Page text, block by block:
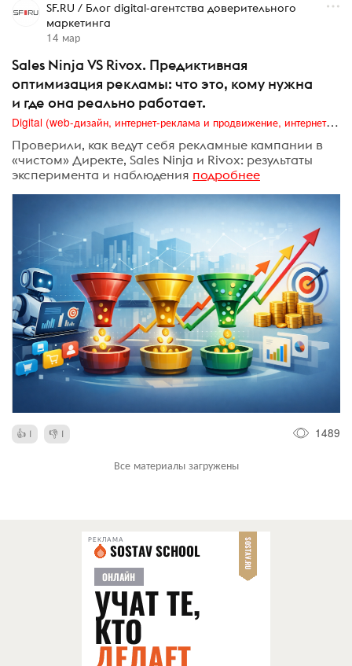
SF.RU / Блог digital-агентства доверительного
маркетинга
14 мар
Sales Ninja VS Rivox. Предиктивная
оптимизация рекламы: что это, кому нужна
и где она реально работает.
Digital (web-дизайн, интернет-реклама и продвижение, интернет-сообщества и блоги, интернет-коммуникации, мобильный маркетинг, реклама на цифровых экранах)
Проверили, как ведут себя рекламные кампании в
«чистом» Директе, Sales Ninja и Rivox: результаты
эксперимента и наблюдения подробнее
1 1 1489
Все материалы загружены
РЕКЛАМА